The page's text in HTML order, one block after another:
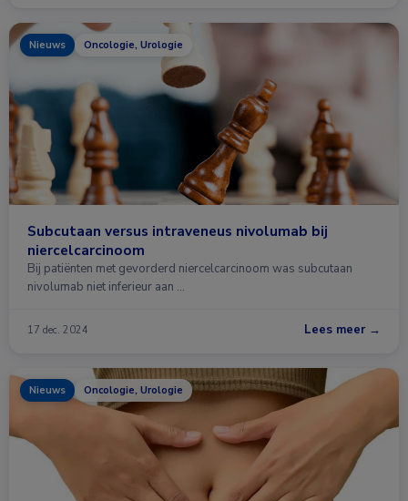
Nieuws Oncologie, Urologie
Subcutaan versus intraveneus nivolumab bij
niercelcarcinoom
Bij patiënten met gevorderd niercelcarcinoom was subcutaan
nivolumab niet inferieur aan …
17 dec. 2024 Lees meer →
Nieuws Oncologie, Urologie